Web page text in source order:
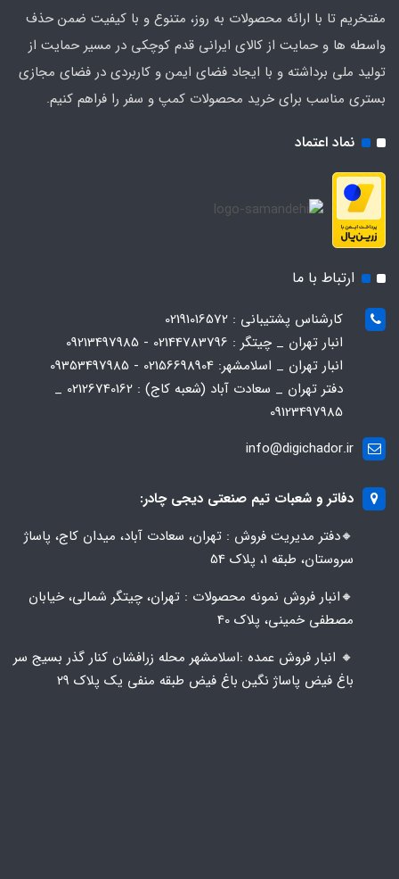
نماد اعتماد
مفتخریم تا با ارائه محصولات به روز، متنوع و با کیفیت ضمن حذف
واسطه ها و حمایت از کالای ایرانی قدم کوچکی در مسیر حمایت از
تولید ملی برداشته و با ایجاد فضای ایمن و کاربردی در فضای مجازی
بستری مناسب برای خرید محصولات کمپ و سفر را فراهم کنیم.
ارتباط با ما
کارشناس پشتیبانی : 02191016572
انبار تهران _ چیتگر : 02144783796 - 09213497985
انبار تهران _ اسلامشهر: 02156698904 - 09353497985
دفتر تهران _ سعادت آباد (شعبه کاج) : 02126740162 _
09123497985
info@digichador.ir
دفاتر و شعبات تیم صنعتی دیجی چادر:
🔸️​​دفتر مدیریت فروش : تهران، سعادت آباد، میدان کاج، پاساژ
سروستان، طبقه 1، پلاک 54
🔸️​​انبار فروش نمونه محصولات : تهران، چیتگر شمالی، خیابان
مصطفی خمینی، پلاک 40
🔸️ انبار فروش عمده :اسلامشهر محله زرافشان کنار گذر بسیج سر
باغ فیض پاساژ نگین باغ فیض طبقه منفی یک پلاک ۲۹